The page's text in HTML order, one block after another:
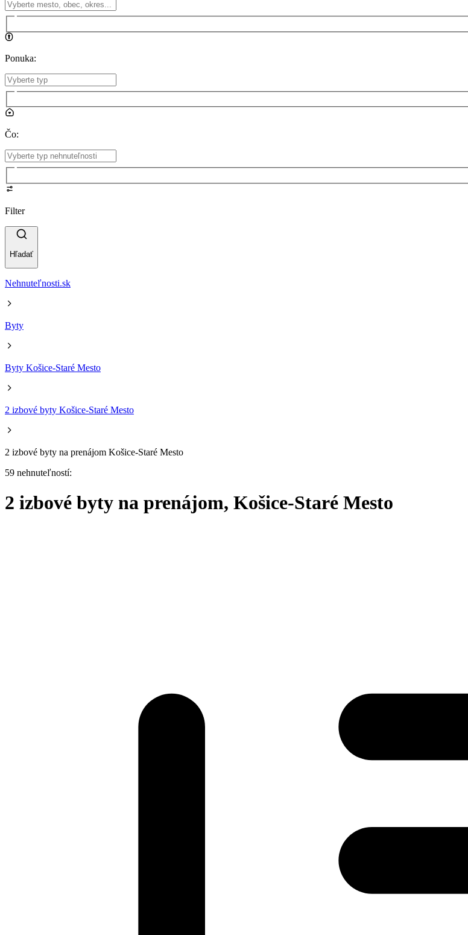
Ponuka:
Čo:
Filter
Hľadať
Nehnuteľnosti.sk
Byty
Byty Košice-Staré Mesto
2 izbové byty Košice-Staré Mesto
2 izbové byty na prenájom Košice-Staré Mesto
59 nehnuteľností:
2 izbové byty na prenájom, Košice-Staré Mesto